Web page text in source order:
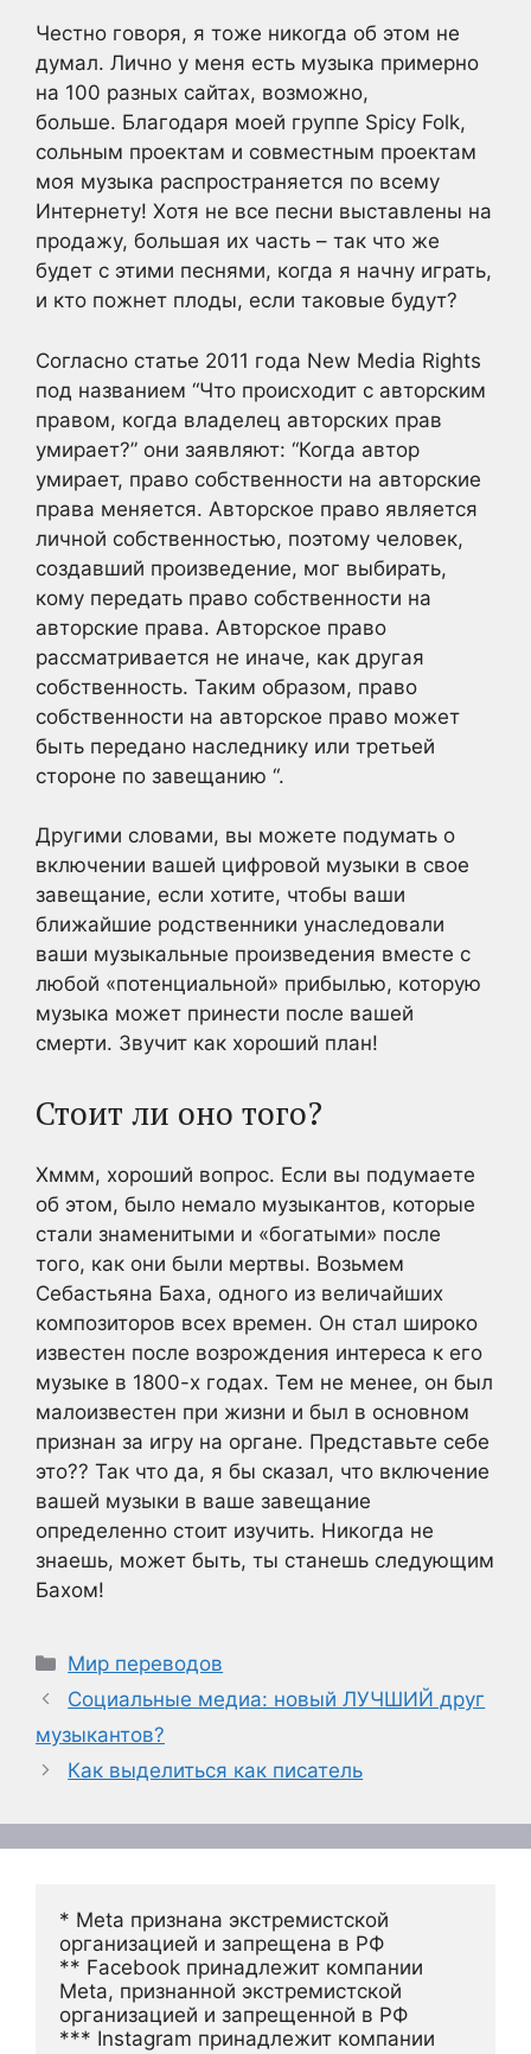
Честно говоря, я тоже никогда об этом не
думал. Лично у меня есть музыка примерно
на 100 разных сайтах, возможно,
больше. Благодаря моей группе Spicy Folk,
сольным проектам и совместным проектам
моя музыка распространяется по всему
Интернету! Хотя не все песни выставлены на
продажу, большая их часть – так что же
будет с этими песнями, когда я начну играть,
и кто пожнет плоды, если таковые будут?
Согласно статье 2011 года New Media Rights
под названием “Что происходит с авторским
правом, когда владелец авторских прав
умирает?” они заявляют: “Когда автор
умирает, право собственности на авторские
права меняется. Авторское право является
личной собственностью, поэтому человек,
создавший произведение, мог выбирать,
кому передать право собственности на
авторские права. Авторское право
рассматривается не иначе, как другая
собственность. Таким образом, право
собственности на авторское право может
быть передано наследнику или третьей
стороне по завещанию “.
Другими словами, вы можете подумать о
включении вашей цифровой музыки в свое
завещание, если хотите, чтобы ваши
ближайшие родственники унаследовали
ваши музыкальные произведения вместе с
любой «потенциальной» прибылью, которую
музыка может принести после вашей
смерти. Звучит как хороший план!
Стоит ли оно того?
Хммм, хороший вопрос. Если вы подумаете
об этом, было немало музыкантов, которые
стали знаменитыми и «богатыми» после
того, как они были мертвы. Возьмем
Себастьяна Баха, одного из величайших
композиторов всех времен. Он стал широко
известен после возрождения интереса к его
музыке в 1800-х годах. Тем не менее, он был
малоизвестен при жизни и был в основном
признан за игру на органе. Представьте себе
это?? Так что да, я бы сказал, что включение
вашей музыки в ваше завещание
определенно стоит изучить. Никогда не
знаешь, может быть, ты станешь следующим
Бахом!
Рубрики
Мир переводов
Социальные медиа: новый ЛУЧШИЙ друг
музыкантов?
Как выделиться как писатель
* Meta признана экстремистской
организацией и запрещена в РФ
** Facebook принадлежит компании
Meta, признанной экстремистской
организацией и запрещенной в РФ
*** Instagram принадлежит компании